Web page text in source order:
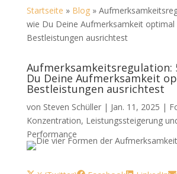
Startseite » Blog»
wie Du Deine Aufmerksamkeit optimal
Bestleistungen ausrichtest
Aufmerksamkeitsregulation:
Du Deine Aufmerksamkeit
Bestleistungen ausrichtest
von Steven Schüller| Jan. 11, 2025 |
Konzentration, Leistungssteigerung
Performance